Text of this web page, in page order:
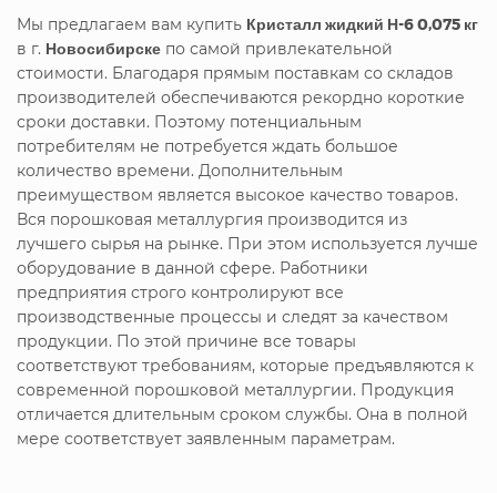
Мы предлагаем вам купить Кристалл жидкий Н-6 0,075 кг
в г. Новосибирске по самой привлекательной
стоимости. Благодаря прямым поставкам со складов
производителей обеспечиваются рекордно короткие
сроки доставки. Поэтому потенциальным
потребителям не потребуется ждать большое
количество времени. Дополнительным
преимуществом является высокое качество товаров.
Вся порошковая металлургия производится из
лучшего сырья на рынке. При этом используется лучше
оборудование в данной сфере. Работники
предприятия строго контролируют все
производственные процессы и следят за качеством
продукции. По этой причине все товары
соответствуют требованиям, которые предъявляются к
современной порошковой металлургии. Продукция
отличается длительным сроком службы. Она в полной
мере соответствует заявленным параметрам.